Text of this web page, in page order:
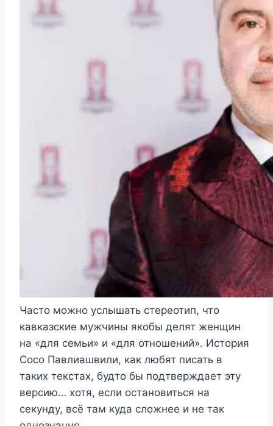
Часто можно услышать стереотип, что
кавказские мужчины якобы делят женщин
на «для семьи» и «для отношений». История
Сосо Павлиашвили, как любят писать в
таких текстах, будто бы подтверждает эту
версию… хотя, если остановиться на
секунду, всё там куда сложнее и не так